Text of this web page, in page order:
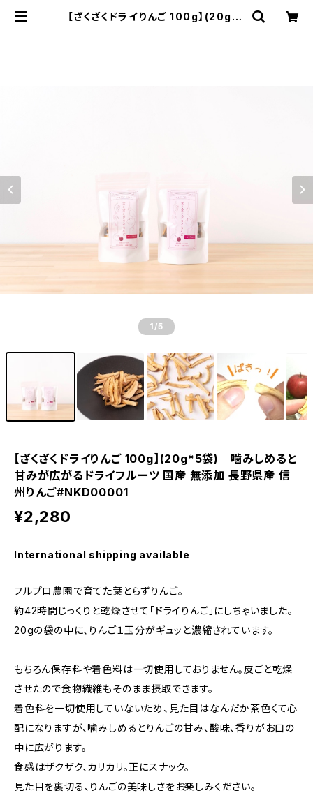
【ざくざくドライりんご 100g】(20g*5
1 /5
【ざくざくドライりんご 100g】(20g*5袋) 噛みしめると
甘みが広がるドライフルーツ 国産 無添加 長野県産 信
州りんご#NKD00001
¥2,280
International shipping available
フルプロ農園で育てた葉とらずりんご。
約42時間じっくりと乾燥させて「ドライりんご」にしちゃいました。
20gの袋の中に、りんご１玉分がギュッと濃縮されています。
もちろん保存料や着色料は一切使用しておりません。皮ごと乾燥
させたので食物繊維もそのまま摂取できます。
着色料を一切使用していないため、見た目はなんだか茶色くて心
配になりますが、噛みしめるとりんごの甘み、酸味、香りがお口の
中に広がります。
食感はザクザク、カリカリ。正にスナック。
見た目を裏切る、りんごの美味しさをお楽しみください。